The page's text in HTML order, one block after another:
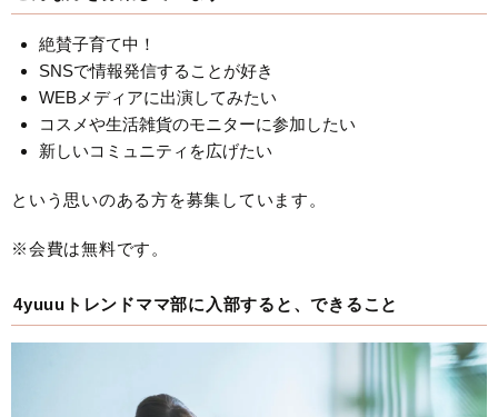
絶賛子育て中！
SNSで情報発信することが好き
WEBメディアに出演してみたい
コスメや生活雑貨のモニターに参加したい
新しいコミュニティを広げたい
という思いのある方を募集しています。
※会費は無料です。
4yuuuトレンドママ部に入部すると、できること